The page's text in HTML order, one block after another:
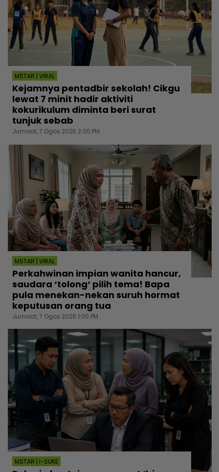
MSTAR | VIRAL
Kejamnya pentadbir sekolah! Cikgu
lewat 7 minit hadir aktiviti
kokurikulum diminta beri surat
tunjuk sebab
Jumaat, 7 Ogos 2026 2:00 PM
MSTAR | VIRAL
Perkahwinan impian wanita hancur,
saudara ‘tolong‘ pilih tema! Bapa
pula menekan-nekan suruh hormat
keputusan orang tua
Jumaat, 7 Ogos 2026 1:00 PM
MSTAR | I-SUKE